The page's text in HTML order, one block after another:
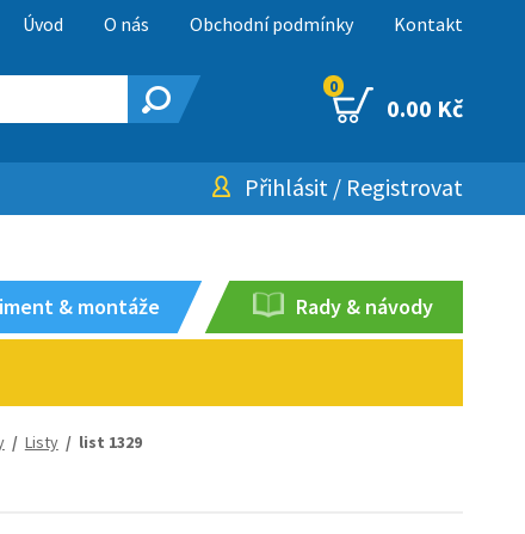
Úvod O nás Obchodní podmínky Kontakt
0
0.00 Kč
Přihlásit / Registrovat
& montáže Rady & návody
/ Listy/ list 1329